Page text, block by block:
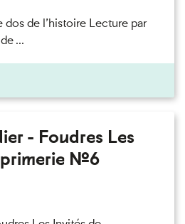
de l’histoire Lecture par
...
- Foudres Les
n°6